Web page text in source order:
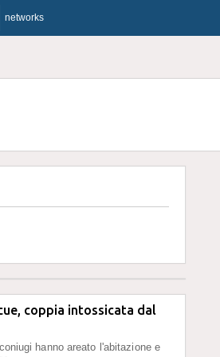
networks
coppia intossicata dal
hanno areato l'abitazione e